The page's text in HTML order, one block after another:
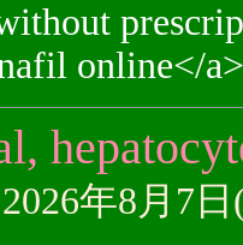
online</
2026年8月7